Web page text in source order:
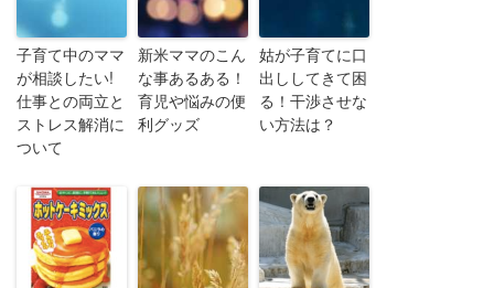
子育て中のママ
が相談したい!
仕事との両立と
ストレス解消に
ついて
新米ママのこん
な事あるある！
育児や悩みの便
利グッズ
姑が子育てに口
出ししてきて困
る！干渉させな
い方法は？